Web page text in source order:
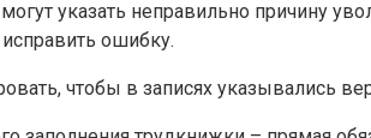
указать неправильно причину
исправить ошибку.
чтобы в записях указывались